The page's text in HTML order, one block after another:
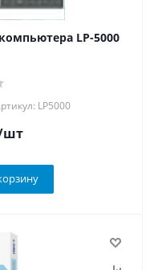
LР-5000
LР5000